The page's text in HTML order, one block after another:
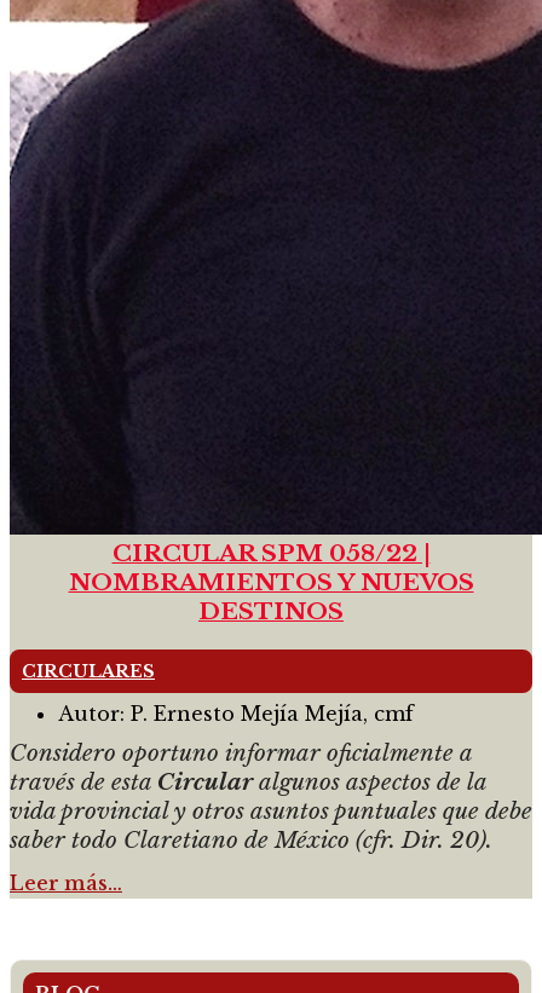
CIRCULAR SPM 058/22 |
NOMBRAMIENTOS Y NUEVOS
DESTINOS
CIRCULARES
Autor: P. Ernesto Mejía Mejía, cmf
Considero oportuno informar oficialmente a
través de esta Circularalgunos aspectos de la
vida provincial y otros asuntos puntuales que debe
saber todo Claretiano de México (cfr. Dir. 20).
Leer más…